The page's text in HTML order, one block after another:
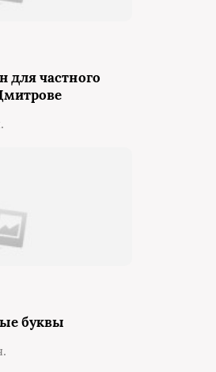
для частного
буквы